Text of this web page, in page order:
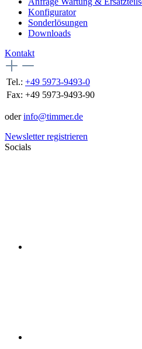
Konfigurator
Sonderlösungen
Downloads
Kontakt
Tel.: +49 5973-9493-0
Fax: +49 5973-9493-90
oderinfo@timmer.de
Newsletter registrieren
Socials